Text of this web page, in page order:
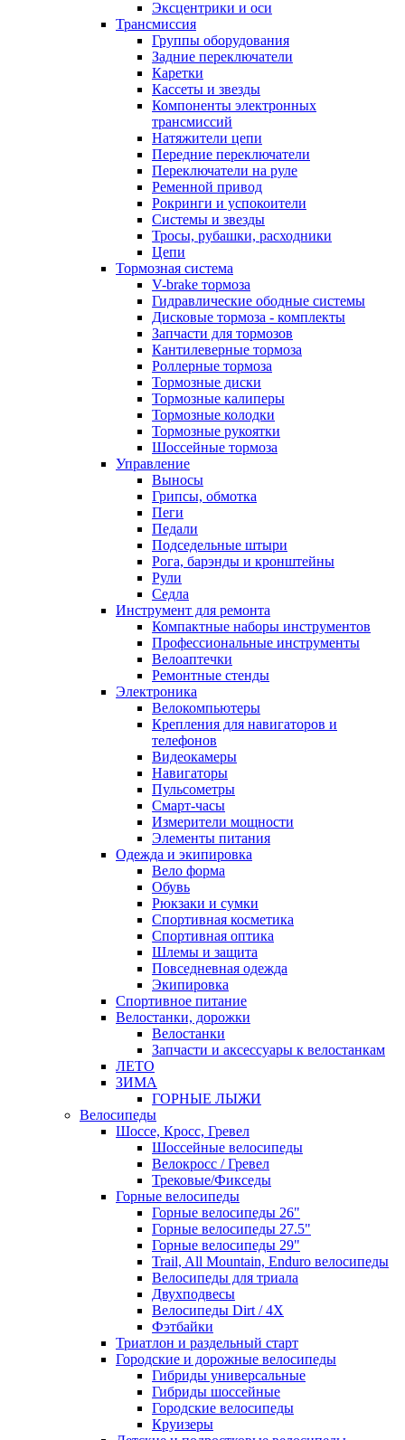
Эксцентрики и оси
Трансмиссия
Группы оборудования
Задние переключатели
Каретки
Кассеты и звезды
Компоненты электронных
трансмиссий
Натяжители цепи
Передние переключатели
Переключатели на руле
Ременной привод
Рокринги и успокоители
Системы и звезды
Тросы, рубашки, расходники
Цепи
Тормозная система
V-brake тормоза
Гидравлические ободные системы
Дисковые тормоза - комплекты
Запчасти для тормозов
Кантилеверные тормоза
Роллерные тормоза
Тормозные диски
Тормозные калиперы
Тормозные колодки
Тормозные рукоятки
Шоссейные тормоза
Управление
Выносы
Грипсы, обмотка
Пеги
Педали
Подседельные штыри
Рога, барэнды и кронштейны
Рули
Седла
Инструмент для ремонта
Компактные наборы инструментов
Профессиональные инструменты
Велоаптечки
Ремонтные стенды
Электроника
Велокомпьютеры
Крепления для навигаторов и
телефонов
Видеокамеры
Навигаторы
Пульсометры
Смарт-часы
Измерители мощности
Элементы питания
Одежда и экипировка
Вело форма
Обувь
Рюкзаки и сумки
Спортивная косметика
Спортивная оптика
Шлемы и защита
Повседневная одежда
Экипировка
Спортивное питание
Велостанки, дорожки
Велостанки
Запчасти и аксессуары к велостанкам
ЛЕТО
ЗИМА
ГОРНЫЕ ЛЫЖИ
Велосипеды
Шоссе, Кросс, Гревел
Шоссейные велосипеды
Велокросс / Гревел
Трековые/Фикседы
Горные велосипеды
Горные велосипеды 26"
Горные велосипеды 27.5"
Горные велосипеды 29"
Trail, All Mountain, Enduro велосипеды
Велосипеды для триала
Двухподвесы
Велосипеды Dirt / 4X
Фэтбайки
Триатлон и раздельный старт
Городские и дорожные велосипеды
Гибриды универсальные
Гибриды шоссейные
Городские велосипеды
Круизеры